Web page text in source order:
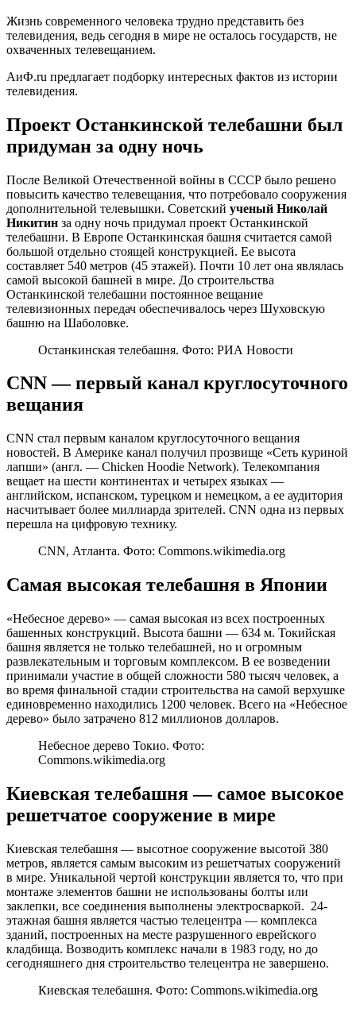
Жизнь современного человека трудно представить без
телевидения, ведь сегодня в мире не осталось государств, не
охваченных телевещанием.
АиФ.ru предлагает подборку интересных фактов из истории
телевидения.
Проект Останкинской телебашни был
придуман за одну ночь
После Великой Отечественной войны в СССР было решено
повысить качество телевещания, что потребовало сооружения
дополнительной телевышки. Советский ученый Николай
Никитин за одну ночь придумал проект Останкинской
телебашни. В Европе Останкинская башня считается самой
большой отдельно стоящей конструкцией. Ее высота
составляет 540 метров (45 этажей). Почти 10 лет она являлась
самой высокой башней в мире. До строительства
Останкинской телебашни постоянное вещание
телевизионных передач обеспечивалось через Шуховскую
башню на Шаболовке.
Останкинская телебашня. Фото: РИА Новости
СNN — первый канал круглосуточного
вещания
СNN стал первым каналом круглосуточного вещания
новостей. В Америке канал получил прозвище «Сеть куриной
лапши» (англ. — Chicken Hoodie Network). Телекомпания
вещает на шести континентах и четырех языках —
английском, испанском, турецком и немецком, а ее аудитория
насчитывает более миллиарда зрителей. СNN одна из первых
перешла на цифровую технику.
CNN, Атланта. Фото: Commons.wikimedia.org
Самая высокая телебашня в Японии
«Небесное дерево» — самая высокая из всех построенных
башенных конструкций. Высота башни — 634 м. Токийская
башня является не только телебашней, но и огромным
развлекательным и торговым комплексом. В ее возведении
принимали участие в общей сложности 580 тысяч человек, а
во время финальной стадии строительства на самой верхушке
единовременно находились 1200 человек. Всего на «Небесное
дерево» было затрачено 812 миллионов долларов.
Небесное дерево Токио. Фото:
Commons.wikimedia.org
Киевская телебашня — самое высокое
решетчатое сооружение в мире
Киевская телебашня — высотное сооружение высотой 380
метров, является самым высоким из решетчатых сооружений
в мире. Уникальной чертой конструкции является то, что при
монтаже элементов башни не использованы болты или
заклепки, все соединения выполнены электросваркой. 24-
этажная башня является частью телецентра — комплекса
зданий, построенных на месте разрушенного еврейского
кладбища. Возводить комплекс начали в 1983 году, но до
сегодняшнего дня строительство телецентра не завершено.
Киевская телебашня. Фото: Commons.wikimedia.org